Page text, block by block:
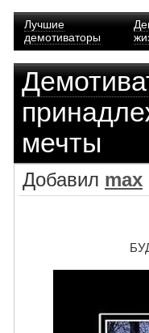
Лучшие
демотиваторы
мечты
Добавил max